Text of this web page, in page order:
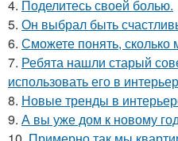
4. Поделитесь своей болью.
5. Он выбрал быть
6. Сможете понять, сколько
7. Ребята нашли старый
использовать его в
8. Новые тренды в
9. А вы уже дом к новому